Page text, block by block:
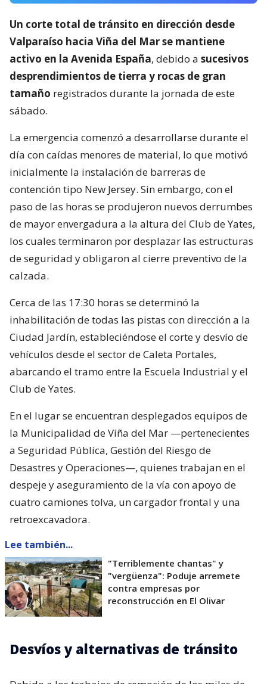
Un corte total de tránsito en dirección desde
Valparaíso hacia Viña del Mar se mantiene
activo en la Avenida España, debido a sucesivos
desprendimientos de tierra y rocas de gran
tamaño registrados durante la jornada de este
sábado.
La emergencia comenzó a desarrollarse durante el
día con caídas menores de material, lo que motivó
inicialmente la instalación de barreras de
contención tipo New Jersey. Sin embargo, con el
paso de las horas se produjeron nuevos derrumbes
de mayor envergadura a la altura del Club de Yates,
los cuales terminaron por desplazar las estructuras
de seguridad y obligaron al cierre preventivo de la
calzada.
Cerca de las 17:30 horas se determinó la
inhabilitación de todas las pistas con dirección a la
Ciudad Jardín, estableciéndose el corte y desvío de
vehículos desde el sector de Caleta Portales,
abarcando el tramo entre la Escuela Industrial y el
Club de Yates.
En el lugar se encuentran desplegados equipos de
la Municipalidad de Viña del Mar —pertenecientes
a Seguridad Pública, Gestión del Riesgo de
Desastres y Operaciones—, quienes trabajan en el
despeje y aseguramiento de la vía con apoyo de
cuatro camiones tolva, un cargador frontal y una
retroexcavadora.
Lee también...
"Terriblemente chantas" y
"vergüenza": Poduje arremete
contra empresas por
reconstrucción en El Olivar
Desvíos y alternativas de tránsito